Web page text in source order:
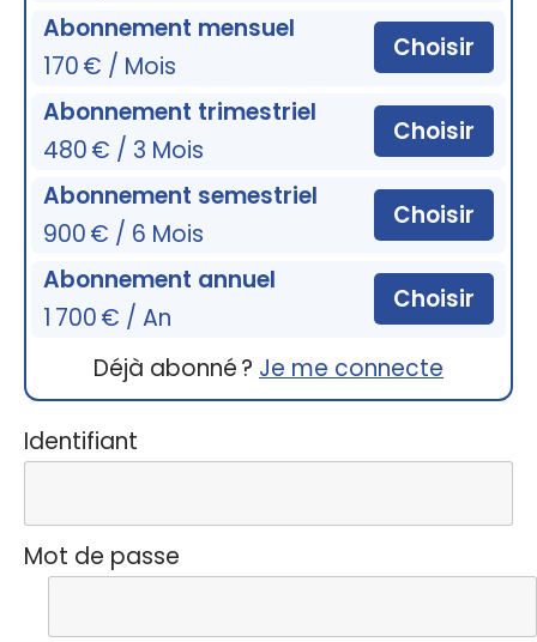
Abonnement mensuel
170 € / Mois
Choisir
Abonnement trimestriel
480 € / 3 Mois
Choisir
Abonnement semestriel
900 € / 6 Mois
Choisir
Abonnement annuel
1 700 € / An
Choisir
Déjà abonné ? Je me connecte
Identifiant
Mot de passe